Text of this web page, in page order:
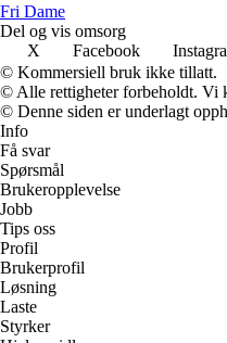
Fri Dame
Del og vis omsorg
X
Facebook
© Kommersiell bruk ikke tillatt.
© Alle rettigheter forbeholdt. Vi
© Denne siden er underlagt
Info
Få svar
Spørsmål
Brukeropplevelse
Jobb
Tips oss
Profil
Brukerprofil
Løsning
Laste
Styrker